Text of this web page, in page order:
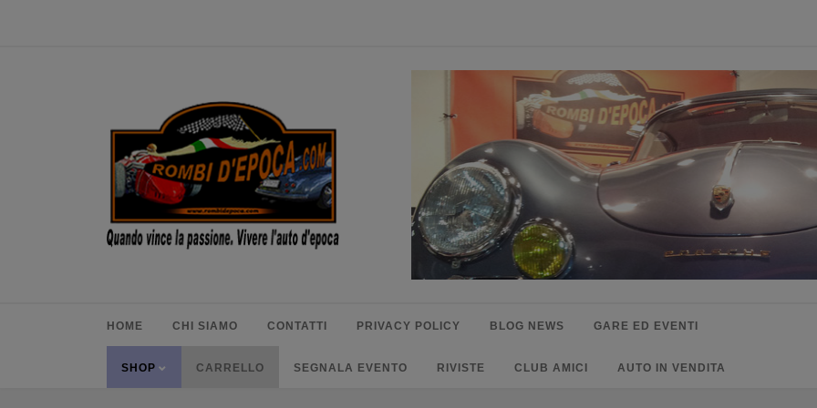
HOME CHI SIAMO CONTATTI PRIVACY POLICY BLOG NEWS GARE ED EVENTI
SHOP CARRELLO SEGNALA EVENTO RIVISTE CLUB AMICI AUTO IN VENDITA